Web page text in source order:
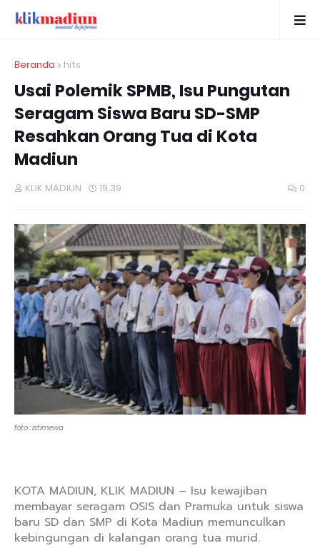
Beranda hits
Usai Polemik SPMB, Isu Pungutan
Seragam Siswa Baru SD-SMP
Resahkan Orang Tua di Kota
Madiun
KLIK MADIUN 19.39 0
foto : istimewa
KOTA MADIUN, KLIK MADIUN – Isu kewajiban
membayar seragam OSIS dan Pramuka untuk siswa
baru SD dan SMP di Kota Madiun memunculkan
kebingungan di kalangan orang tua murid.